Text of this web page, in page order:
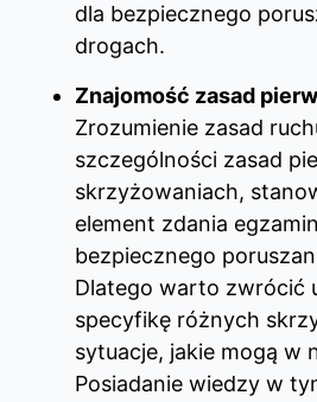
dla bezpiecznego
drogach.
Znajomość zasad
Zrozumienie zasad
szczególności zasad
skrzyżowaniach,
element zdania
bezpiecznego
Dlatego warto zwrócić
specyfikę różnych
sytuacje, jakie mogą w
Posiadanie wiedzy w